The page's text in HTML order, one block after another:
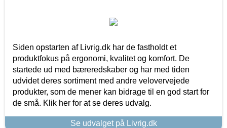
Siden opstarten af Livrig.dk har de fastholdt et
produktfokus på ergonomi, kvalitet og komfort. De
startede ud med bæreredskaber og har med tiden
udvidet deres sortiment med andre velovervejede
produkter, som de mener kan bidrage til en god start for
de små. Klik her for at se deres udvalg.
Se udvalget på Livrig.dk